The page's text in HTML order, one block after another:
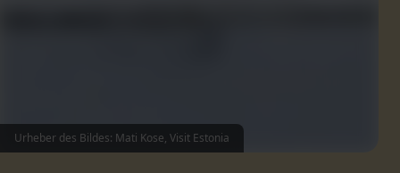
Urheber des Bildes: Mati Kose, Visit Estonia